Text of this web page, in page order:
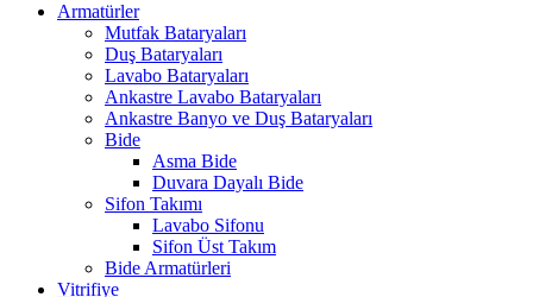
Armatürler
Mutfak Bataryaları
Duş Bataryaları
Lavabo Bataryaları
Ankastre Lavabo Bataryaları
Ankastre Banyo ve Duş Bataryaları
Bide
Asma Bide
Duvara Dayalı Bide
Sifon Takımı
Lavabo Sifonu
Sifon Üst Takım
Bide Armatürleri
Vitrifiye